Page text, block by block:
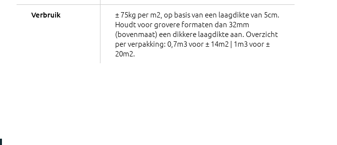
Verbruik
± 75kg per m2, op basis van een laagdikte van 5cm.
Houdt voor grovere formaten dan 32mm
(bovenmaat) een dikkere laagdikte aan. Overzicht
per verpakking: 0,7m3 voor ± 14m2 | 1m3 voor ±
20m2.